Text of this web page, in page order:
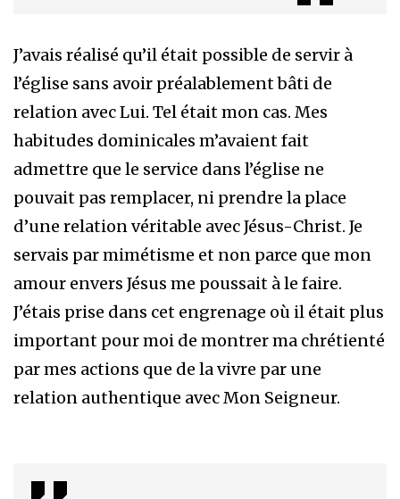
J’avais réalisé qu’il était possible de servir à
l’église sans avoir préalablement bâti de
relation avec Lui. Tel était mon cas. Mes
habitudes dominicales m’avaient fait
admettre que le service dans l’église ne
pouvait pas remplacer, ni prendre la place
d’une relation véritable avec Jésus-Christ. Je
servais par mimétisme et non parce que mon
amour envers Jésus me poussait à le faire.
J’étais prise dans cet engrenage où il était plus
important pour moi de montrer ma chrétienté
par mes actions que de la vivre par une
relation authentique avec Mon Seigneur.